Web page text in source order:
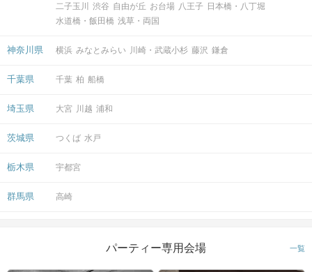
二子玉川
渋谷 自由が丘 お台場 八王子 日本橋・八丁堀
水道橋・飯田橋 浅草・両国
神奈川県 横浜 みなとみらい 川崎・武蔵小杉 藤沢 鎌倉
千葉県 千葉 柏 船橋
埼玉県 大宮 川越 浦和
茨城県 つくば 水戸
栃木県 宇都宮
群馬県 高崎
パーティー専用会場 一覧